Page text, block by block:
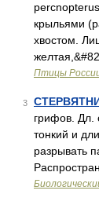
крыльями
хвостом.
Птицы
3
грифов. Дл.
тонкий и
разрывать